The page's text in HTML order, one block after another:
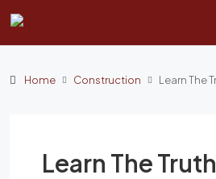
Home Construction Learn The
Learn The